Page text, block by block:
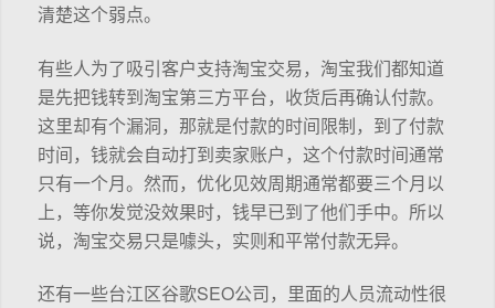
清楚这个弱点。
有些人为了吸引客户支持淘宝交易，淘宝我们都知道
是先把钱转到淘宝第三方平台，收货后再确认付款。
这里却有个漏洞，那就是付款的时间限制，到了付款
时间，钱就会自动打到卖家账户，这个付款时间通常
只有一个月。然而，优化见效周期通常都要三个月以
上，等你发觉没效果时，钱早已到了他们手中。所以
说，淘宝交易只是噱头，实则和平常付款无异。
还有一些台江区谷歌SEO公司，里面的人员流动性很